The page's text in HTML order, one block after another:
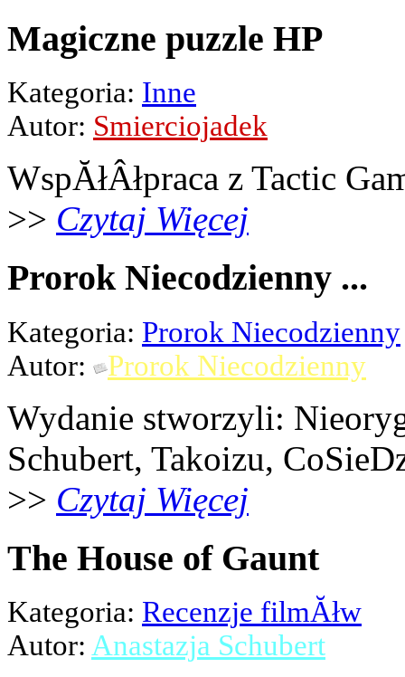
Magiczne puzzle HP
Kategoria: Inne
Autor: Smierciojadek
WspĂłÂłpraca z Tactic
>> Czytaj Więcej
Prorok Niecodzienny ...
Kategoria: Prorok Niecodzienny
Autor:
Prorok Niecodzienny
Wydanie stworzyli:
Schubert, Takoizu,
>> Czytaj Więcej
The House of Gaunt
Kategoria: Recenzje filmĂłw
Autor: Anastazja Schubert